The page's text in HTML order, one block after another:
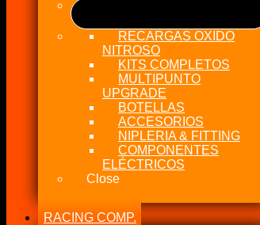
RECARGAS OXIDO
NITROSO
KITS COMPLETOS
MULTIPUNTO
UPGRADE
BOTELLAS
ACCESORIOS
NIPLERIA & FITTING
COMPONENTES
ELÉCTRICOS
Close
RACING COMP.